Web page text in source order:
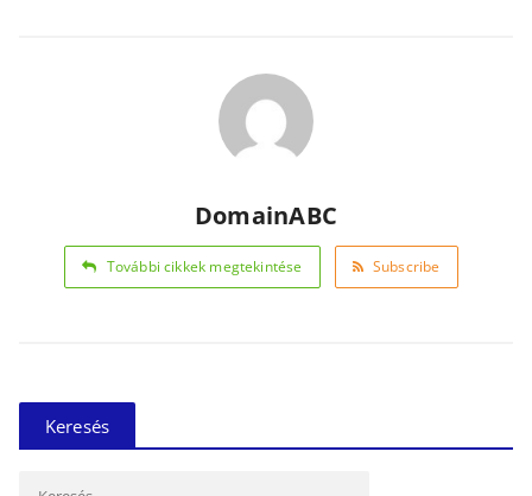
DomainABC
További cikkek megtekintése Subscribe
Keresés